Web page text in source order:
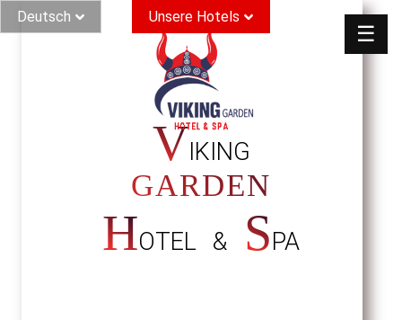
☰
Deutsch Unsere Hotels
VIKING
GARDEN
HOTEL & SPA